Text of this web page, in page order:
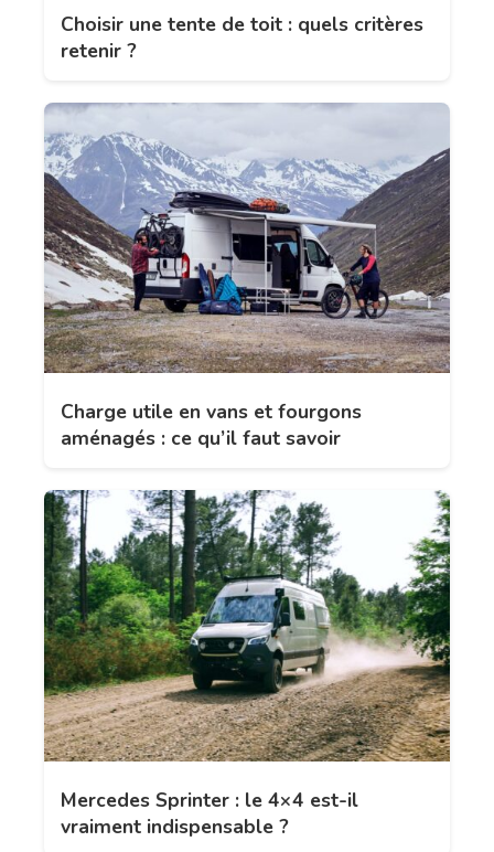
Choisir une tente de toit : quels critères
retenir ?
Charge utile en vans et fourgons
aménagés : ce qu’il faut savoir
Mercedes Sprinter : le 4×4 est-il
vraiment indispensable ?